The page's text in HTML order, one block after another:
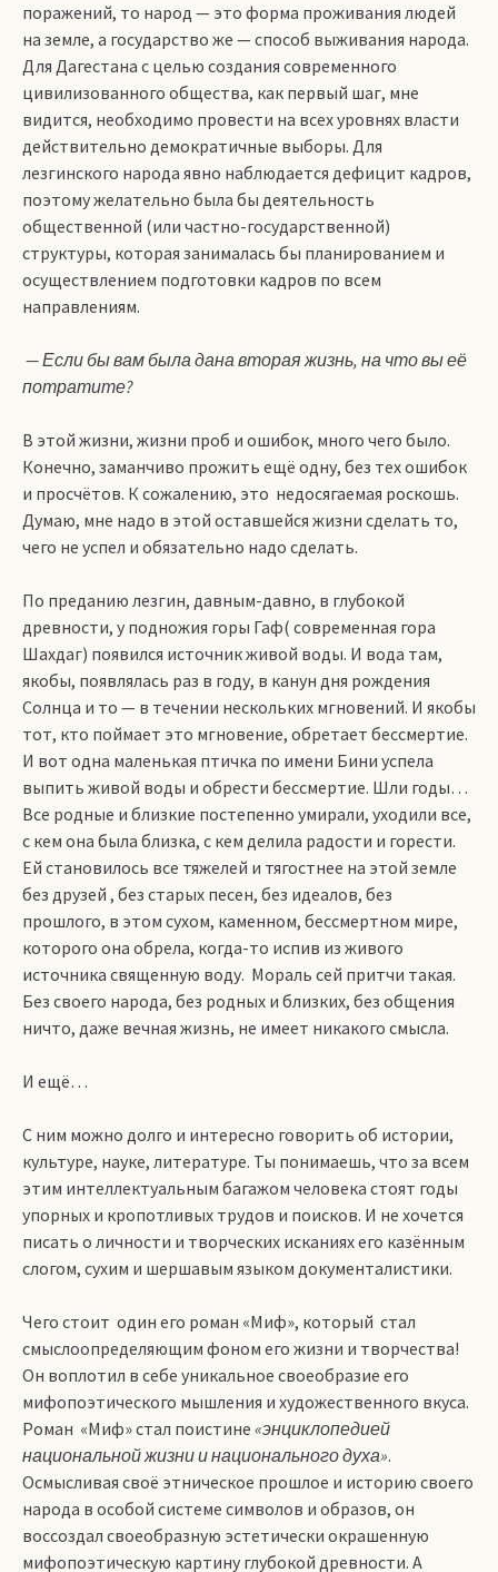
поражений, то народ — это форма проживания людей
на земле, а государство же — способ выживания народа.
Для Дагестана с целью создания современного
цивилизованного общества, как первый шаг, мне
видится, необходимо провести на всех уровнях власти
действительно демократичные выборы. Для
лезгинского народа явно наблюдается дефицит кадров,
поэтому желательно была бы деятельность
общественной (или частно-государственной)
структуры, которая занималась бы планированием и
осуществлением подготовки кадров по всем
направлениям.
— Если бы вам была дана вторая жизнь, на что вы её
потратите?
В этой жизни, жизни проб и ошибок, много чего было.
Конечно, заманчиво прожить ещё одну, без тех ошибок
и просчётов. К сожалению, это недосягаемая роскошь.
Думаю, мне надо в этой оставшейся жизни сделать то,
чего не успел и обязательно надо сделать.
По преданию лезгин, давным-давно, в глубокой
древности, у подножия горы Гаф( современная гора
Шахдаг) появился источник живой воды. И вода там,
якобы, появлялась раз в году, в канун дня рождения
Солнца и то — в течении нескольких мгновений. И якобы
тот, кто поймает это мгновение, обретает бессмертие.
И вот одна маленькая птичка по имени Бини успела
выпить живой воды и обрести бессмертие. Шли годы…
Все родные и близкие постепенно умирали, уходили все,
с кем она была близка, с кем делила радости и горести.
Ей становилось все тяжелей и тягостнее на этой земле
без друзей , без старых песен, без идеалов, без
прошлого, в этом сухом, каменном, бессмертном мире,
которого она обрела, когда-то испив из живого
источника священную воду. Мораль сей притчи такая.
Без своего народа, без родных и близких, без общения
ничто, даже вечная жизнь, не имеет никакого смысла.
И ещё…
С ним можно долго и интересно говорить об истории,
культуре, науке, литературе. Ты понимаешь, что за всем
этим интеллектуальным багажом человека стоят годы
упорных и кропотливых трудов и поисков. И не хочется
писать о личности и творческих исканиях его казённым
слогом, сухим и шершавым языком документалистики.
Чего стоит один его роман «Миф», который стал
смыслоопределяющим фоном его жизни и творчества!
Он воплотил в себе уникальное своеобразие его
мифопоэтического мышления и художественного вкуса.
Роман «Миф» стал поистине «энциклопедией
национальной жизни и национального духа».
Осмысливая своё этническое прошлое и историю своего
народа в особой системе символов и образов, он
воссоздал своеобразную эстетически окрашенную
мифопоэтическую картину глубокой древности. А